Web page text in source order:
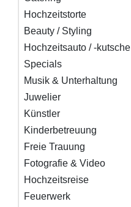
Hochzeitstorte
Beauty / Styling
Hochzeitsauto / -kutsche
Specials
Musik & Unterhaltung
Juwelier
Künstler
Kinderbetreuung
Freie Trauung
Fotografie & Video
Hochzeitsreise
Feuerwerk